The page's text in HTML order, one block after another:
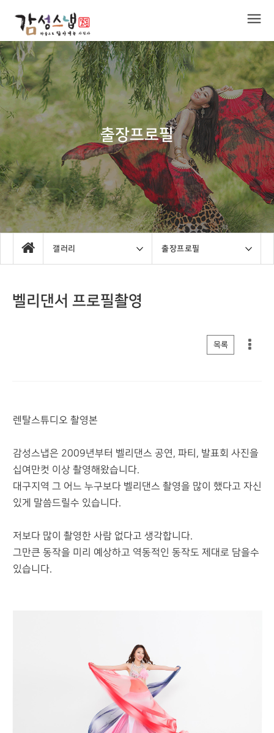
출장프로필
갤러리 출장프로필
벨리댄서 프로필촬영
목록
렌탈스튜디오 촬영본
감성스냅은 2009년부터 벨리댄스 공연, 파티, 발표회 사진을
십여만컷 이상 촬영해왔습니다.
대구지역 그 어느 누구보다 벨리댄스 촬영을 많이 했다고 자신
있게 말씀드릴수 있습니다.
저보다 많이 촬영한 사람 없다고 생각합니다.
그만큰 동작을 미리 예상하고 역동적인 동작도 제대로 담을수
있습니다.